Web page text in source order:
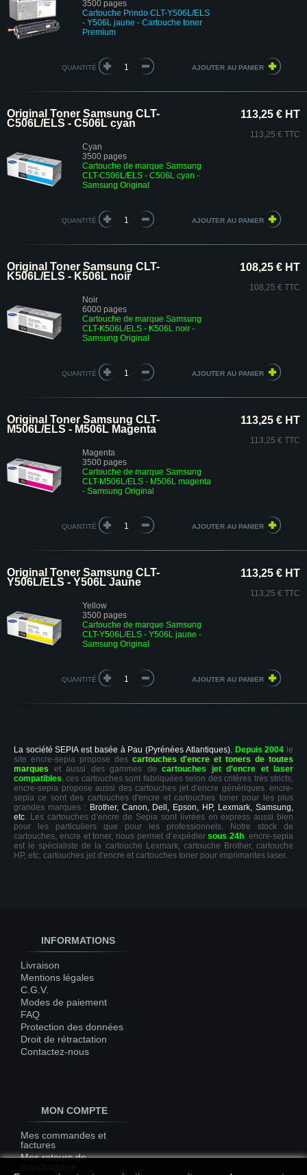
3500 pages
Cartouche Prindo CLT-Y506L/ELS
- Y506L jaune - Cartouche toner
Premium
QUANTITÉ
Original Toner Samsung CLT-
C506L/ELS - C506L cyan
Cyan
3500 pages
Cartouche de marque Samsung
CLT-C506L/ELS - C506L cyan -
Samsung Original
113,25 € HT
113,25 € TTC
QUANTITÉ
Original Toner Samsung CLT-
K506L/ELS - K506L noir
Noir
6000 pages
Cartouche de marque Samsung
CLT-K506L/ELS - K506L noir -
Samsung Original
108,25 € HT
108,25 € TTC
QUANTITÉ
Original Toner Samsung CLT-
M506L/ELS - M506L Magenta
Magenta
3500 pages
Cartouche de marque Samsung
CLT-M506L/ELS - M506L magenta
- Samsung Original
113,25 € HT
113,25 € TTC
QUANTITÉ
Original Toner Samsung CLT-
Y506L/ELS - Y506L Jaune
Yellow
3500 pages
Cartouche de marque Samsung
CLT-Y506L/ELS - Y506L jaune -
Samsung Original
113,25 € HT
113,25 € TTC
QUANTITÉ
La société SEPIA est basée à Pau (Pyrénées Atlantiques). Depuis 2004 le
site encre-sepia propose des cartouches d'encre et toners de toutes
marques et aussi des gammes de cartouches jet d'encre et laser
compatibles, ces cartouches sont fabriquées selon des critères très stricts,
encre-sepia propose aussi des cartouches jet d'encre génériques. encre-
sepia ce sont des cartouches d'encre et cartouches toner pour les plus
grandes marques : Brother, Canon, Dell, Epson, HP, Lexmark, Samsung,
etc. Les cartouches d’encre de Sepia sont livrées en express aussi bien
pour les particuliers que pour les professionnels. Notre stock de
cartouches, encre et toner, nous permet d’expédiersous 24h. encre-sepia
est le spécialiste de la cartouche Lexmark, cartouche Brother, cartouche
HP, etc. cartouches jet d'encre et cartouches toner pour imprimantes laser.
INFORMATIONS
Livraison
Mentions légales
C.G.V.
Modes de paiement
FAQ
Protection des données
Droit de rétractation
Contactez-nous
MON COMPTE
Mes commandes et
factures
Mes retours de